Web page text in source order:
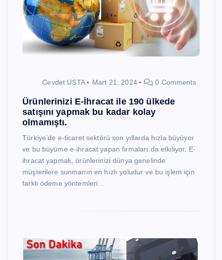
Cevdet USTA Mart 21, 2024 0 Comments
Ürünlerinizi E-İhracat ile 190 ülkede
satışını yapmak bu kadar kolay
olmamıştı.
Türkiye’de e-ticaret sektörü son yıllarda hızla büyüyor
ve bu büyüme e-ihracat yapan firmaları da etkiliyor. E-
ihracat yapmak, ürünlerinizi dünya genelinde
müşterilere sunmanın en hızlı yoludur ve bu işlem için
farklı ödeme yöntemleri…